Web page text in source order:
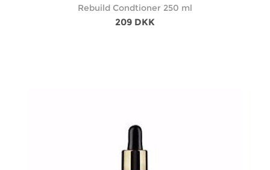
Rebuild Condtioner 250 ml
209 DKK